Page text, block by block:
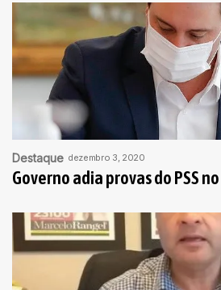
Destaque dezembro 3, 2020
Governo adia provas do PSS